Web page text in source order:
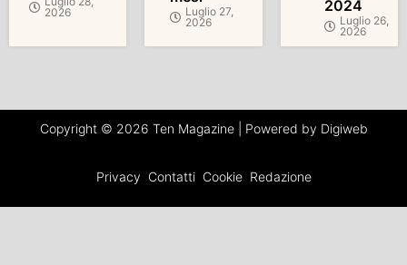
2026
Luglio 27,
2026
2024
Luglio 26,
2026
Copyright © 2026 Ten Magazine | Powered by Digiweb
Privacy Contatti Cookie Redazione